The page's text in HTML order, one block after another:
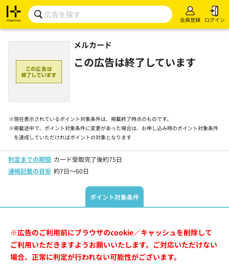
会員登録 ログイン
メルカード
この広告は終了しています
※現在表示されているポイント対象条件は、掲載終了時点のものです。
※掲載途中で、ポイント対象条件に変更があった場合は、お申し込み時のポイント対象条件
を達成していただければポイントの対象となります
判定までの期間 カード受取完了後約75日
通帳記載の目安 約7日～60日
ポイント対象条件
※広告のご利用前にブラウザのcookie／キャッシュを削除して
ご利用いただきますようお願いいたします。ご対応いただけない
場合、正常に判定が行われない可能性がございます。